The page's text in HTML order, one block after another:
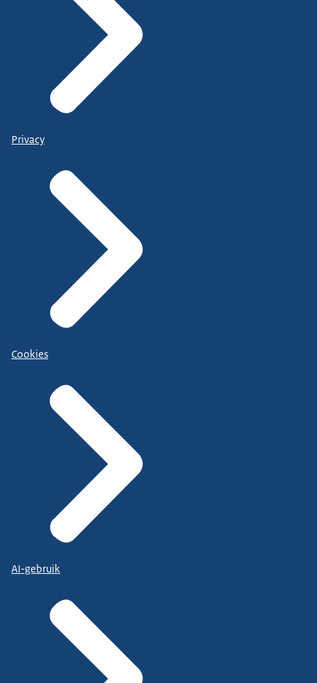
Privacy
Cookies
AI-gebruik